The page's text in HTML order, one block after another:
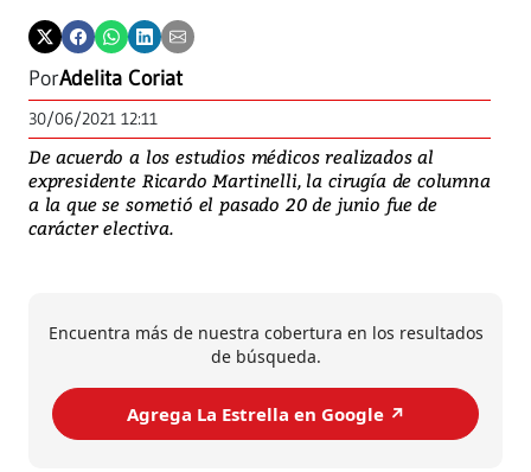
PorAdelita Coriat
30/06/2021 12:11
De acuerdo a los estudios médicos realizados al
expresidente Ricardo Martinelli, la cirugía de columna
a la que se sometió el pasado 20 de junio fue de
carácter electiva.
Encuentra más de nuestra cobertura en los resultados
de búsqueda.
Agrega La Estrella en Google ↗️